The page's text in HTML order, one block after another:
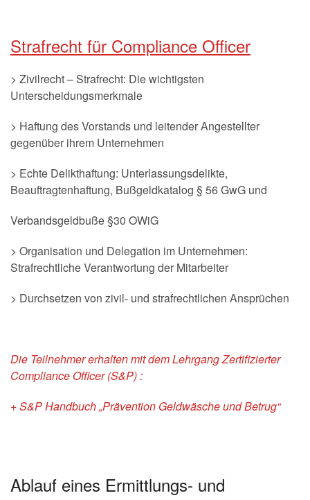
Strafrecht für Compliance Officer
> Zivilrecht – Strafrecht: Die wichtigsten
Unterscheidungsmerkmale
> Haftung des Vorstands und leitender Angestellter
gegenüber ihrem Unternehmen
> Echte Delikthaftung: Unterlassungsdelikte,
Beauftragtenhaftung, Bußgeldkatalog § 56 GwG und
Verbandsgeldbuße §30 OWiG
> Organisation und Delegation im Unternehmen:
Strafrechtliche Verantwortung der Mitarbeiter
> Durchsetzen von zivil- und strafrechtlichen Ansprüchen
Die Teilnehmer erhalten mit dem Lehrgang Zertifizierter
Compliance Officer (S&P) :
+ S&P Handbuch „Prävention Geldwäsche und Betrug“
Ablauf eines Ermittlungs- und